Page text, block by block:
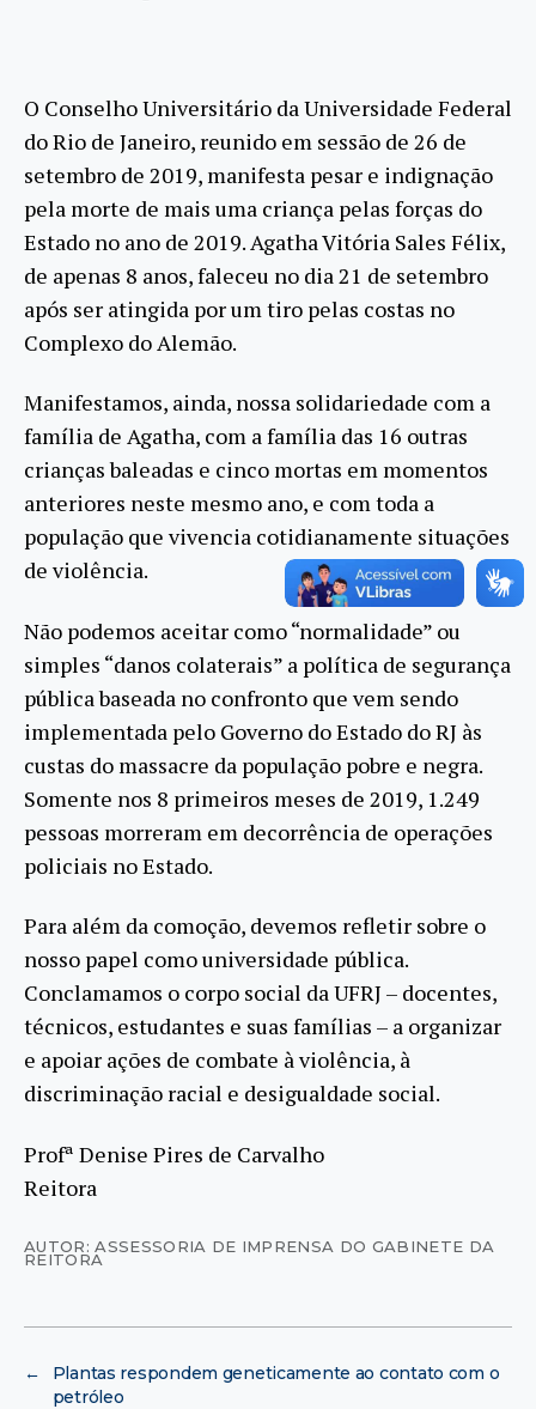
O Conselho Universitário da Universidade Federal
do Rio de Janeiro, reunido em sessão de 26 de
setembro de 2019, manifesta pesar e indignação
pela morte de mais uma criança pelas forças do
Estado no ano de 2019. Agatha Vitória Sales Félix,
de apenas 8 anos, faleceu no dia 21 de setembro
após ser atingida por um tiro pelas costas no
Complexo do Alemão.
Manifestamos, ainda, nossa solidariedade com a
família de Agatha, com a família das 16 outras
crianças baleadas e cinco mortas em momentos
anteriores neste mesmo ano, e com toda a
população que vivencia cotidianamente situações
de violência.
Não podemos aceitar como “normalidade” ou
simples “danos colaterais” a política de segurança
pública baseada no confronto que vem sendo
implementada pelo Governo do Estado do RJ às
custas do massacre da população pobre e negra.
Somente nos 8 primeiros meses de 2019, 1.249
pessoas morreram em decorrência de operações
policiais no Estado.
Para além da comoção, devemos refletir sobre o
nosso papel como universidade pública.
Conclamamos o corpo social da UFRJ – docentes,
técnicos, estudantes e suas famílias – a organizar
e apoiar ações de combate à violência, à
discriminação racial e desigualdade social.
Profª Denise Pires de Carvalho
Reitora
AUTOR: ASSESSORIA DE IMPRENSA DO GABINETE DA
REITORA
←
Plantas respondem geneticamente ao contato com o
petróleo